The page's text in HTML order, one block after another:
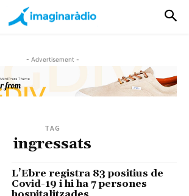
- Advertisement -
TAG
ingressats
L’Ebre registra 83 positius de
Covid-19 i hi ha 7 persones